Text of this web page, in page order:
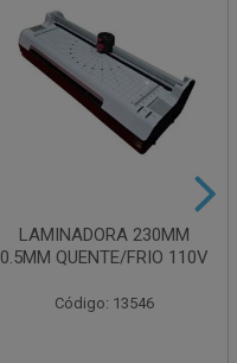
LAMINADORA 230MM
0.5MM QUENTE/FRIO 110V
Código: 13546